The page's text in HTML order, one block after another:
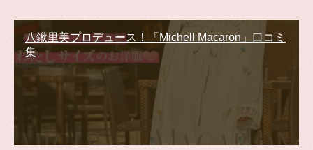
八鍬里美プロデュース！「Michell Macaron」口コミ
集